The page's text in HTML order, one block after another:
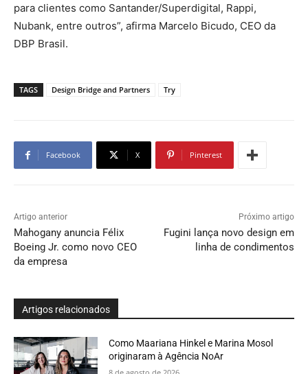
para clientes como Santander/Superdigital, Rappi,
Nubank, entre outros”, afirma Marcelo Bicudo, CEO da
DBP Brasil.
TAGS Design Bridge and Partners Try
Facebook X Pinterest
Artigo anterior
Mahogany anuncia Félix
Boeing Jr. como novo CEO
da empresa
Próximo artigo
Fugini lança novo design em
linha de condimentos
Artigos relacionados
Como Maariana Hinkel e Marina Mosol
originaram à Agência NoAr